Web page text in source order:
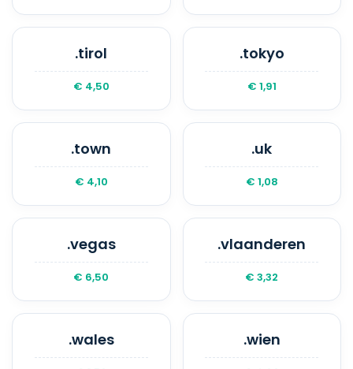
.tirol
€ 4,50
.tokyo
€ 1,91
.town
€ 4,10
.uk
€ 1,08
.vegas
€ 6,50
.vlaanderen
€ 3,32
.wales .wien